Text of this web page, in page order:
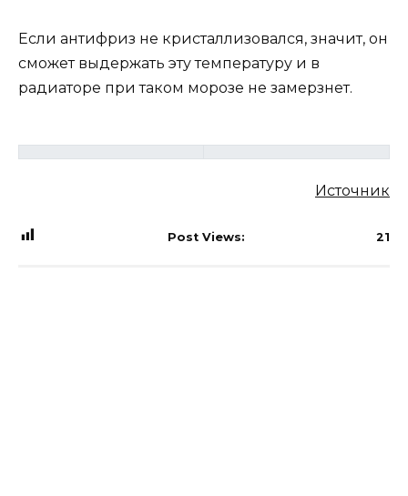
Если антифриз не кристаллизовался, значит, он
сможет выдержать эту температуру и в
радиаторе при таком морозе не замерзнет.
Источник
Post Views: 21